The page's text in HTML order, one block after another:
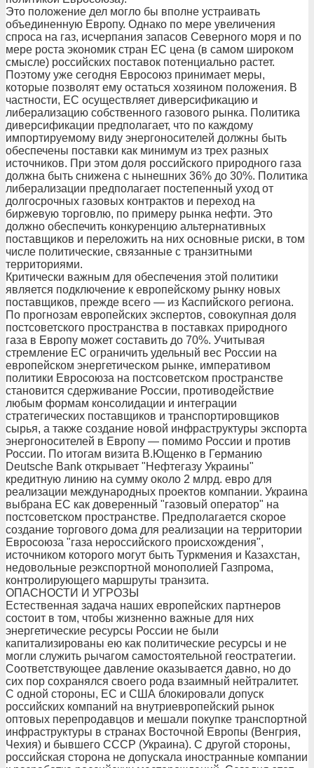
Это положение дел могло бы вполне устраивать
объединенную Европу. Однако по мере увеличения
спроса на газ, исчерпания запасов Северного моря и по
мере роста экономик стран ЕС цена (в самом широком
смысле) российских поставок потенциально растет.
Поэтому уже сегодня Евросоюз принимает меры,
которые позволят ему остаться хозяином положения. В
частности, ЕС осуществляет диверсификацию и
либерализацию собственного газового рынка. Политика
диверсификации предполагает, что по каждому
импортируемому виду энергоносителей должны быть
обеспечены поставки как минимум из трех разных
источников. При этом доля российского природного газа
должна быть снижена с нынешних 36% до 30%. Политика
либерализации предполагает постепенный уход от
долгосрочных газовых контрактов и переход на
биржевую торговлю, по примеру рынка нефти. Это
должно обеспечить конкуренцию альтернативных
поставщиков и переложить на них основные риски, в том
числе политические, связанные с транзитными
территориями.
Критически важным для обеспечения этой политики
является подключение к европейскому рынку новых
поставщиков, прежде всего — из Каспийского региона.
По прогнозам европейских экспертов, совокупная доля
постсоветского пространства в поставках природного
газа в Европу может составить до 70%. Учитывая
стремление ЕС ограничить удельный вес России на
европейском энергетическом рынке, императивом
политики Евросоюза на постсоветском пространстве
становится сдерживание России, противодействие
любым формам консолидации и интеграции
стратегических поставщиков и транспортировщиков
сырья, а также создание новой инфраструктуры экспорта
энергоносителей в Европу — помимо России и против
России. По итогам визита В.Ющенко в Германию
Deutsche Bank открывает "Нефтегазу Украины"
кредитную линию на сумму около 2 млрд. евро для
реализации международных проектов компании. Украина
выбрана ЕС как доверенный "газовый оператор" на
постсоветском пространстве. Предполагается скорое
создание торгового дома для реализации на территории
Евросоюза "газа нероссийского происхождения",
источником которого могут быть Туркмения и Казахстан,
недовольные реэкспортной монополией Газпрома,
контролирующего маршруты транзита.
ОПАСНОСТИ И УГРОЗЫ
Естественная задача наших европейских партнеров
состоит в том, чтобы жизненно важные для них
энергетические ресурсы России не были
капитализированы ею как политические ресурсы и не
могли служить рычагом самостоятельной геостратегии.
Соответствующее давление оказывается давно, но до
сих пор сохранялся своего рода взаимный нейтралитет.
С одной стороны, ЕС и США блокировали допуск
российских компаний на внутриевропейский рынок
оптовых перепродавцов и мешали покупке транспортной
инфраструктуры в странах Восточной Европы (Венгрия,
Чехия) и бывшего СССР (Украина). С другой стороны,
российская сторона не допускала иностранные компании